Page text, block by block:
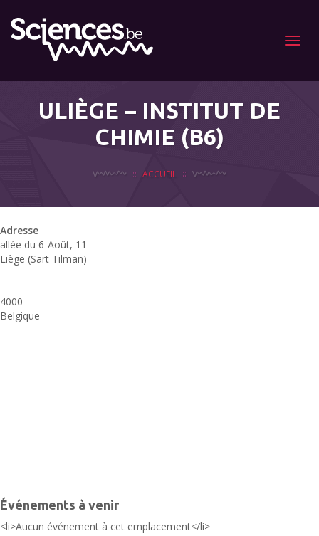
Menu
ULIÈGE – INSTITUT DE
CHIMIE (B6)
ACCUEIL
Adresse
allée du 6-Août, 11
Liège (Sart Tilman)
4000
Belgique
Événements à venir
<li>Aucun événement à cet emplacement</li>